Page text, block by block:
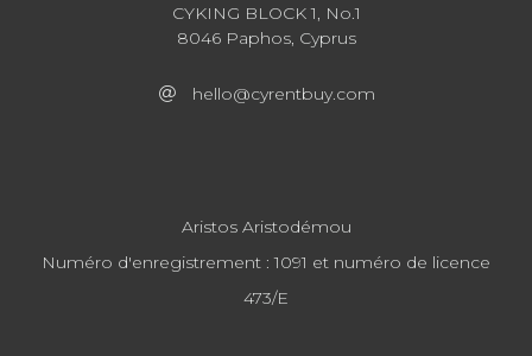
CYKING BLOCK 1, No.1
8046 Paphos, Cyprus
hello@cyrentbuy.com
Aristos Aristodémou
Numéro d'enregistrement : 1091 et numéro de licence
473/E